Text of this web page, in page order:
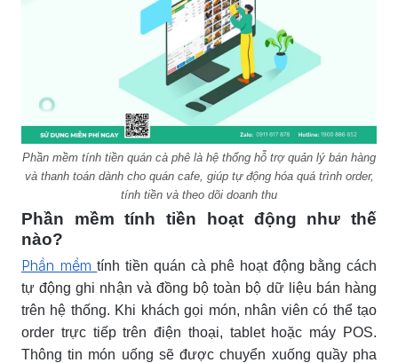
Phần mềm tính tiền quán cà phê là hệ thống hỗ trợ quản lý bán hàng
và thanh toán dành cho quán cafe, giúp tự động hóa quá trình order,
tính tiền và theo dõi doanh thu
Phần mềm tính tiền hoạt động như thế
nào?
Phần mềm tính tiền quán cà phê hoạt động bằng cách
tự động ghi nhận và đồng bộ toàn bộ dữ liệu bán hàng
trên hệ thống. Khi khách gọi món, nhân viên có thể tạo
order trực tiếp trên điện thoại, tablet hoặc máy POS.
Thông tin món uống sẽ được chuyển xuống quầy pha